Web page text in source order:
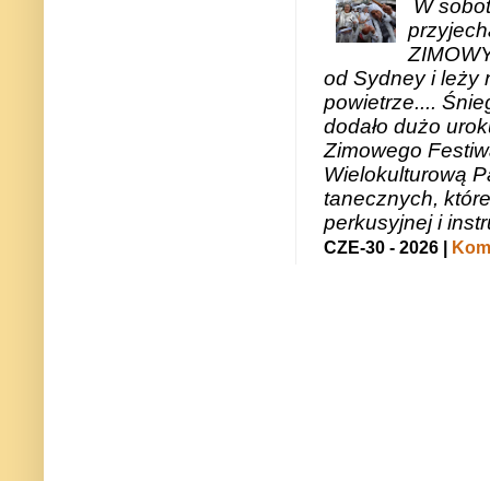
W
od Sydney i leży
powietrze....
dodało dużo
Zimowego
Wielokulturową
tanecznych,
perkusyjnej i
CZE-30 - 2026 |